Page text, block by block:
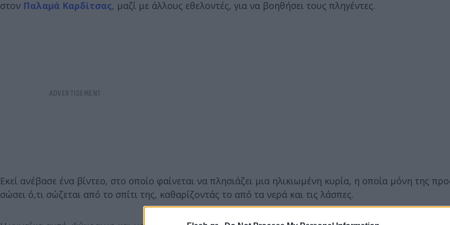
στον Παλαμά Καρδίτσας, μαζί με άλλους εθελοντές, για να βοηθήσει τους πληγέντες.
Εκεί ανέβασε ένα βίντεο, στο οποίο φαίνεται να πλησιάζει μια ηλικιωμένη κυρία, η οποία μόνη της
σώσει ό,τι σώζεται από το σπίτι της, καθαρίζοντάς το από τα νερά και τις λάσπες.